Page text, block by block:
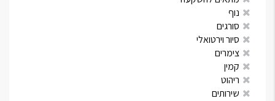
נוף
סורגים
סיור וירטואלי
צימרים
קמין
ריהוט
שירותים